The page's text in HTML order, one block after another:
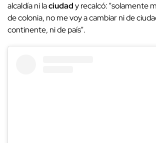
alcaldía ni laciudady recalcó: "solamente
de colonia, no me voy a cambiar ni de
continente, ni de país".